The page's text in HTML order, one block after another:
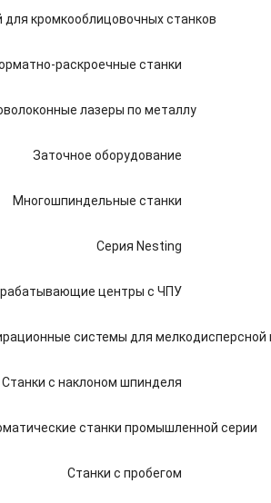
для кромкооблицовочных станков
раскроечные станки
лазеры по металлу
Заточное оборудование
Многошпиндельные станки
Серия Nesting
центры с ЧПУ
системы для мелкодисперсной
Станки с наклоном шпинделя
станки промышленной серии
Станки с пробегом